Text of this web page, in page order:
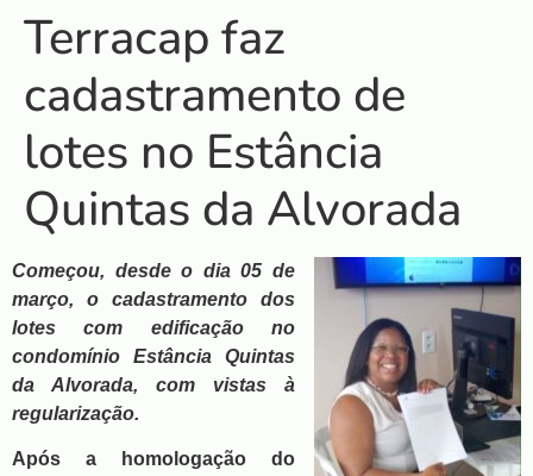
Terracap faz
cadastramento de
lotes no Estância
Quintas da Alvorada
Começou, desde o dia 05 de
março, o cadastramento dos
lotes com edificação no
condomínio Estância Quintas
da Alvorada, com vistas à
regularização.
Após a homologação do